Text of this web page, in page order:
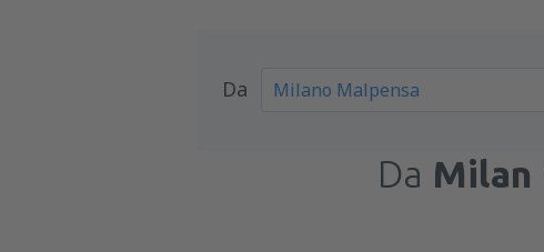
Da
Da Milan